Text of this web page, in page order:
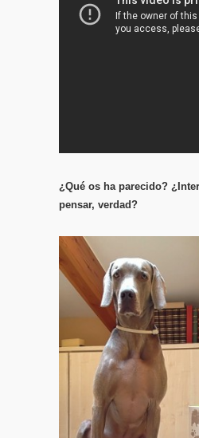
¿Qué os ha parecido?
pensar, verdad?